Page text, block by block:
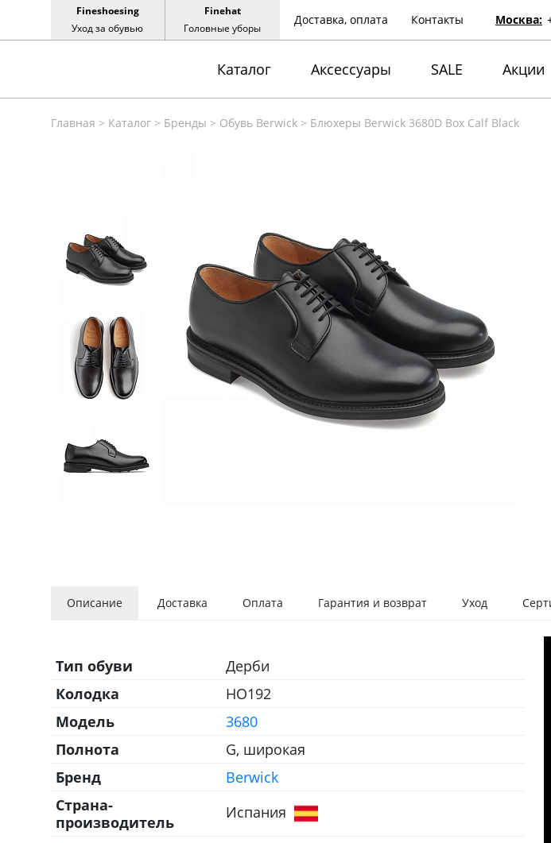
Fineshoesing
Уход за обувью
Finehat
Головные уборы
Доставка, оплата Контакты Москва:
Каталог Аксессуары SALE Акции
Главная > Каталог> Бренды > Обувь Berwick> Блюхеры Berwick 3680D Box Calf Black
Описание Доставка Оплата Гарантия и возврат Уход
Тип обуви
Дерби
Колодка
HO192
Модель
3680
Полнота
G, широкая
Бренд
Berwick
Страна-
производитель
Испания